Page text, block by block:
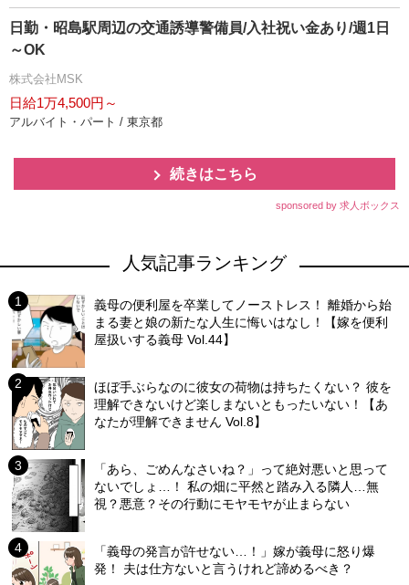
日勤・昭島駅周辺の交通誘導警備員/入社祝い金あり/週1日
～OK
株式会社MSK
日給1万4,500円～
アルバイト・パート / 東京都
続きはこちら
sponsored by 求人ボックス
人気記事ランキング
義母の便利屋を卒業してノーストレス！ 離婚から始
まる妻と娘の新たな人生に悔いはなし！【嫁を便利
屋扱いする義母 Vol.44】
ほぼ手ぶらなのに彼女の荷物は持ちたくない？ 彼を
理解できないけど楽しまないともったいない！【あ
なたが理解できません Vol.8】
「あら、ごめんなさいね？」って絶対悪いと思って
ないでしょ…！ 私の畑に平然と踏み入る隣人…無
視？悪意？その行動にモヤモヤが止まらない
「義母の発言が許せない…！」嫁が義母に怒り爆
発！ 夫は仕方ないと言うけれど諦めるべき？